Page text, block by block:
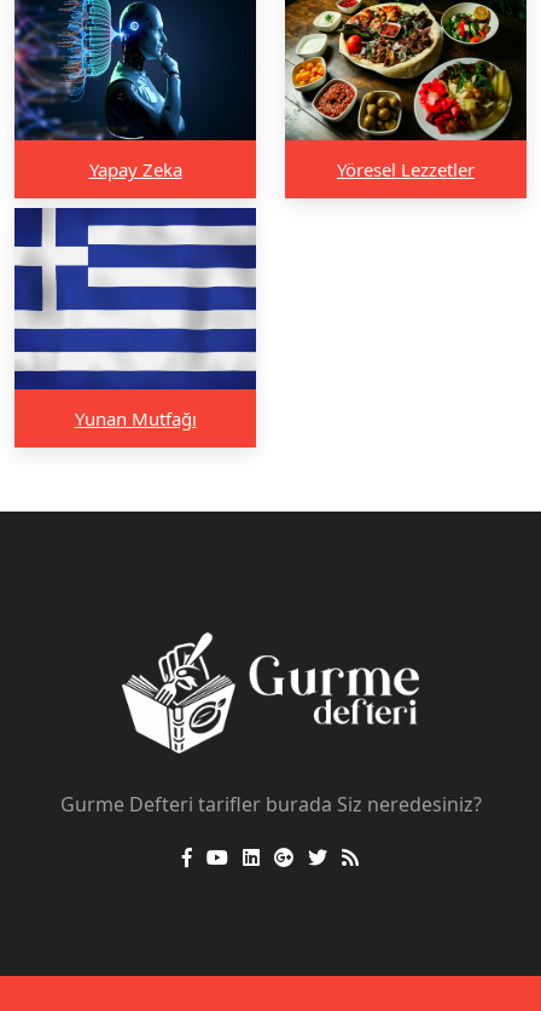
Yapay Zeka Yöresel Lezzetler
Yunan Mutfağı
Gurme Defteri tarifler burada Siz neredesiniz?